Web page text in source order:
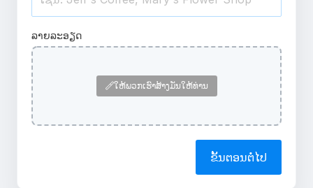
ລາຍລະອຽດ
ໃຫ້ພວກເຮົາສ້າງມັນໃຫ້ທ່ານ
ຂັ້ນຕອນຕໍ່ໄປ